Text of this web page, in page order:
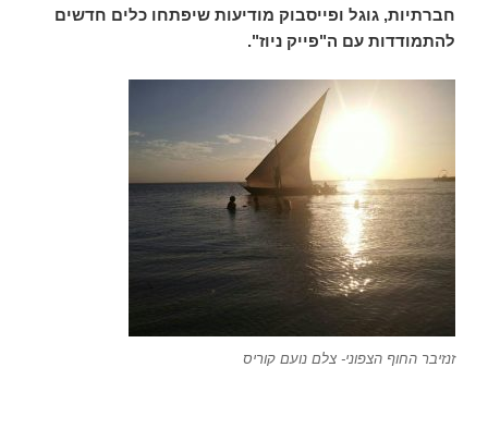
חברתיות, גוגל ופייסבוק מודיעות שיפתחו כלים חדשים
להתמודדות עם ה"פייק ניוז".
זנזיבר החוף הצפוני- צלם נועם קוריס